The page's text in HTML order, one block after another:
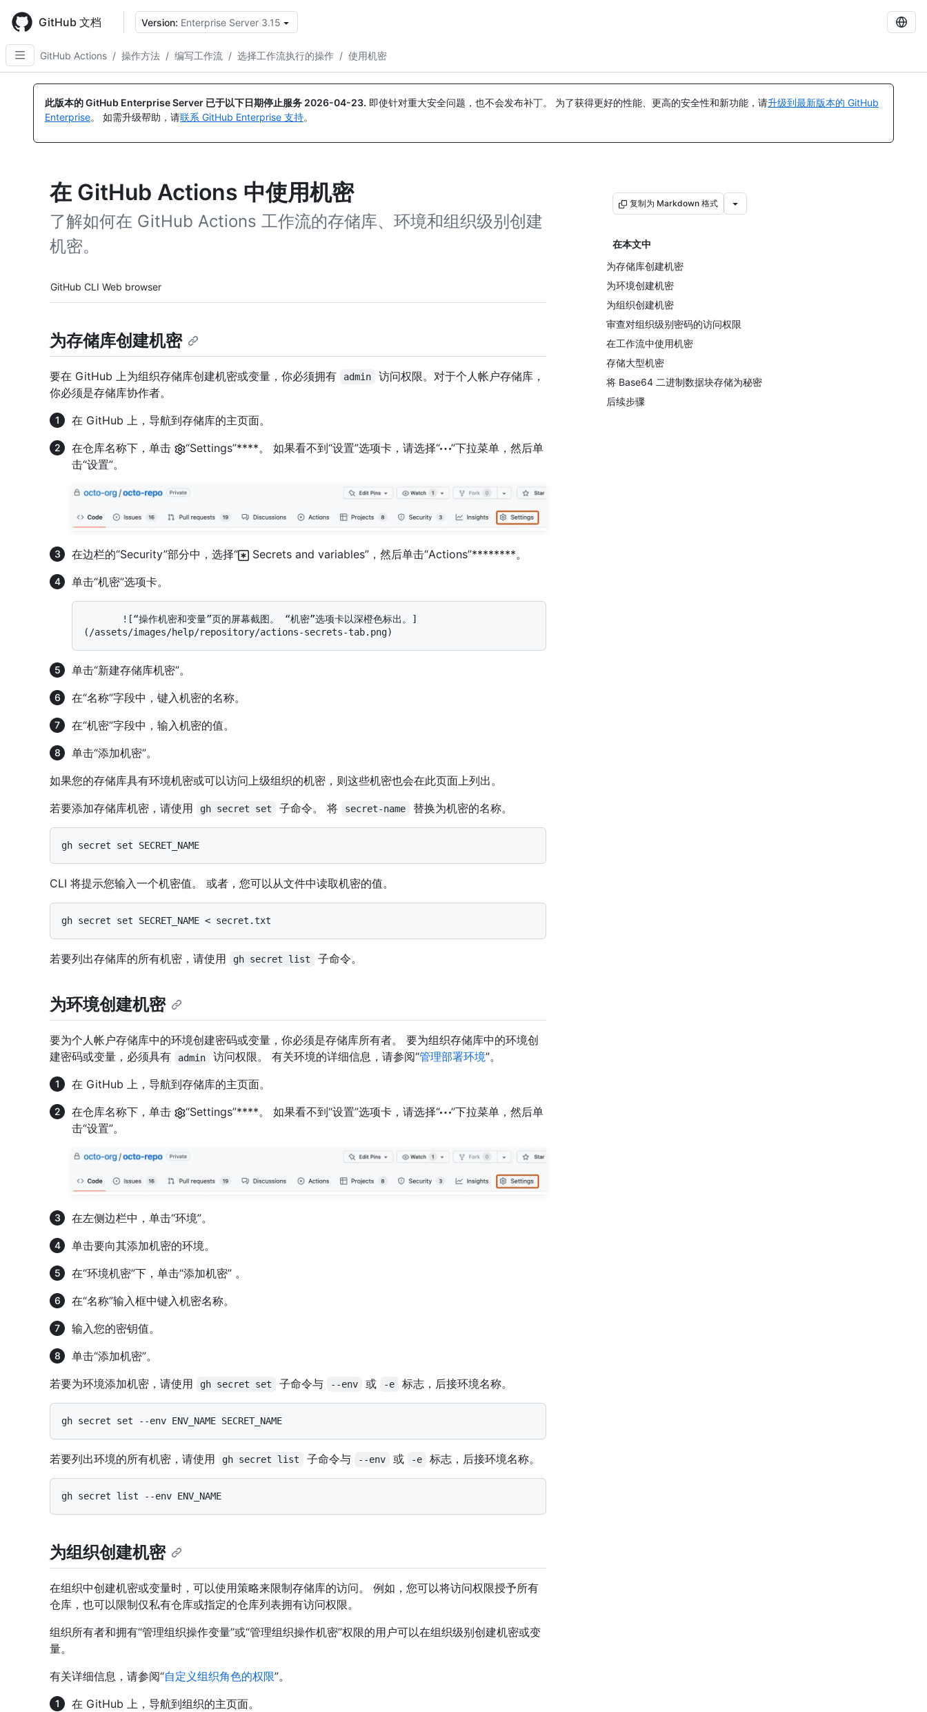
main
content
GitHub 文档 Version: Enterprise Server 3.15
GitHub Actions / 操作方法 / 编写工作流 / 选择工作流执行的操作 / 使用机密
此版本的 GitHub Enterprise Server 已于以下日期停止服务 2026-04-23. 即使针对重大安全问题，也不会发布补丁。 为了获得更好的性能、更高的安全性和新功能，请升级到最新版本的 GitHub
Enterprise。 如需升级帮助，请联系 GitHub Enterprise 支持。
在 GitHub Actions 中使用机密
了解如何在 GitHub Actions 工作流的存储库、环境和组织级别创建
机密。
Tool navigation
GitHub CLI Web browser
复制为 Markdown 格式
在本文中
为存储库创建机密
为环境创建机密
为组织创建机密
审查对组织级别密码的访问权限
在工作流中使用机密
存储大型机密
将 Base64 二进制数据块存储为秘密
后续步骤
为存储库创建机密
要在 GitHub 上为组织存储库创建机密或变量，你必须拥有 admin
访问权限。对于个人帐户存储库，
你必须是存储库协作者。
在 GitHub 上，导航到存储库的主页面。
在仓库名称下，单击
“Settings”****。 如果看不到“设置”选项卡，请选择“
”下拉菜单，然后单
击“设置”。
在边栏的“Security”部分中，选择“
Secrets and variables”，然后单击“Actions”********。
单击“机密”选项卡。
单击“新建存储库机密”。
在“名称”字段中，键入机密的名称。
在“机密”字段中，输入机密的值。
单击“添加机密”。
如果您的存储库具有环境机密或可以访问上级组织的机密，则这些机密也会在此页面上列出。
若要添加存储库机密，请使用
gh secret set 子命令。 将 secret-name 替换为机密的名称。
CLI 将提示您输入一个机密值。 或者，您可以从文件中读取机密的值。
若要列出存储库的所有机密，请使用 gh secret list 子命令。
为环境创建机密
要为个人帐户存储库中的环境创建密码或变量，你必须是存储库所有者。 要为组织存储库中的环境创
建密码或变量，必须具有
admin 访问权限。 有关环境的详细信息，请参阅“管理部署环境”。
在 GitHub 上，导航到存储库的主页面。
在仓库名称下，单击
“Settings”****。 如果看不到“设置”选项卡，请选择“
”下拉菜单，然后单
击“设置”。
在左侧边栏中，单击“环境”。
单击要向其添加机密的环境。
在“环境机密”下，单击“添加机密” 。
在“名称”输入框中键入机密名称。
输入您的密钥值。
单击“添加机密”。
若要为环境添加机密，请使用
gh secret set 子命令与 --env 或 -e 标志，后接环境名称。
若要列出环境的所有机密，请使用 gh secret list 子命令与 --env 或 -e 标志，后接环境名称。
为组织创建机密
在组织中创建机密或变量时，可以使用策略来限制存储库的访问。 例如，您可以将访问权限授予所有
仓库，也可以限制仅私有仓库或指定的仓库列表拥有访问权限。
组织所有者和拥有“管理组织操作变量”或“管理组织操作机密”权限的用户可以在组织级别创建机密或变
量。
有关详细信息，请参阅“自定义组织角色的权限”。
在 GitHub 上，导航到组织的主页面。